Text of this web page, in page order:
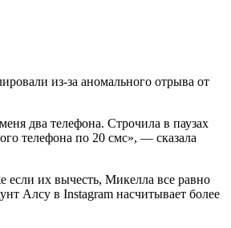
из-за аномального отрыва от
два телефона. Строчила в паузах
телефона по 20 смс», — сказала
если их вычесть, Микелла все равно
Алсу в Instagram насчитывает более